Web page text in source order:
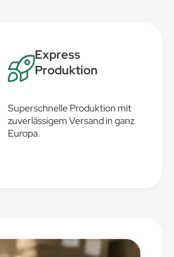
Express
Produktion
Superschnelle Produktion mit
zuverlässigem Versand in ganz
Europa.